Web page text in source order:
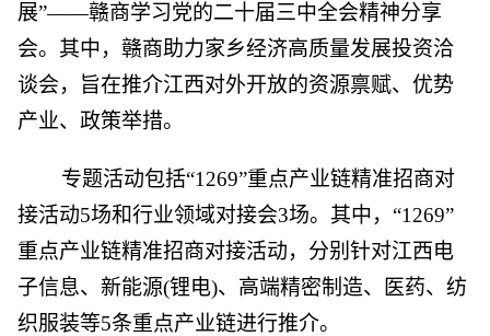
展”——赣商学习党的二十届三中全会精神分享
会。其中，赣商助力家乡经济高质量发展投资洽
谈会，旨在推介江西对外开放的资源禀赋、优势
产业、政策举措。
专题活动包括“1269”重点产业链精准招商对
接活动5场和行业领域对接会3场。其中，“1269”
重点产业链精准招商对接活动，分别针对江西电
子信息、新能源(锂电)、高端精密制造、医药、纺
织服装等5条重点产业链进行推介。